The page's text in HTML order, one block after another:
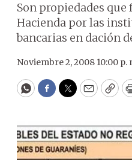
Son propiedades que
Hacienda por las
bancarias en dación
Noviembre 2, 2008 10:00 p.
WhatsApp
Facebook
Twitter
Email